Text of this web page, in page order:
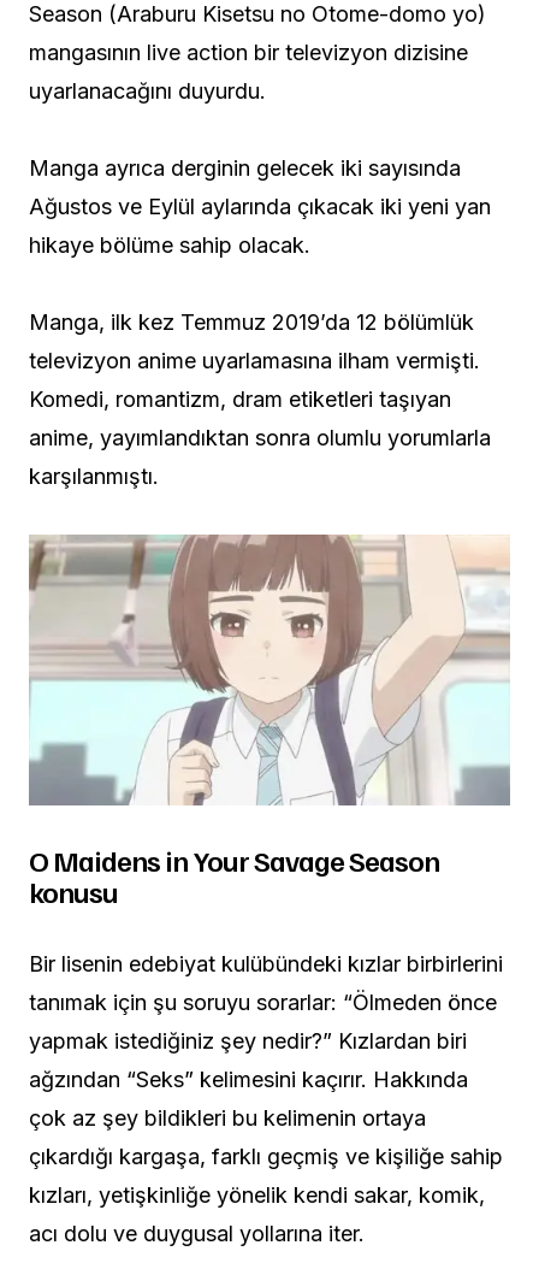
Season (Araburu Kisetsu no Otome-domo yo)
mangasının live action bir televizyon dizisine
uyarlanacağını duyurdu.
Manga ayrıca derginin gelecek iki sayısında
Ağustos ve Eylül aylarında çıkacak iki yeni yan
hikaye bölüme sahip olacak.
Manga, ilk kez Temmuz 2019’da 12 bölümlük
televizyon anime uyarlamasına ilham vermişti.
Komedi, romantizm, dram etiketleri taşıyan
anime, yayımlandıktan sonra olumlu yorumlarla
karşılanmıştı.
O Maidens in Your Savage Season
konusu
Bir lisenin edebiyat kulübündeki kızlar birbirlerini
tanımak için şu soruyu sorarlar: “Ölmeden önce
yapmak istediğiniz şey nedir?” Kızlardan biri
ağzından “Seks” kelimesini kaçırır. Hakkında
çok az şey bildikleri bu kelimenin ortaya
çıkardığı kargaşa, farklı geçmiş ve kişiliğe sahip
kızları, yetişkinliğe yönelik kendi sakar, komik,
acı dolu ve duygusal yollarına iter.